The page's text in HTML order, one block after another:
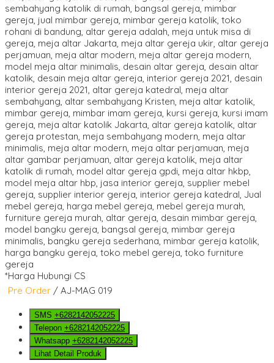
*Harga Hubungi CS
Pre Order / AJ-MAG 019
SMS +6282142052225
Telepon +6282142052225
Whatsapp +6282142052225
Lihat Detail Produk